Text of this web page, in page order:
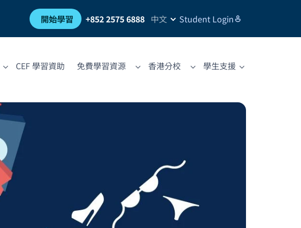
開始學習 +852 2575 6888 中文 Student Login
CEF 學習資助 免費學習資源 香港分校 學生支援